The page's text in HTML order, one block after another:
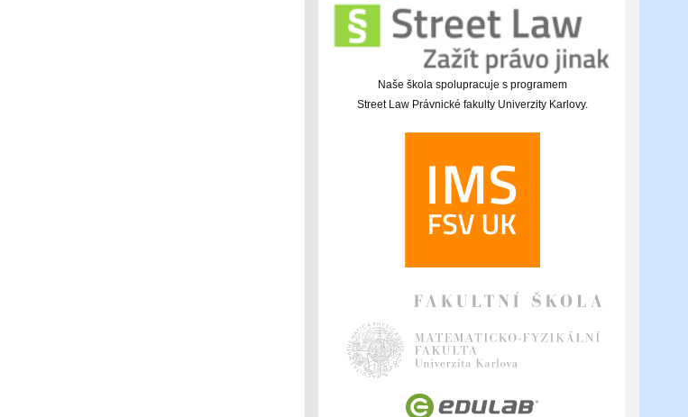
Naše škola spolupracuje s programem
Street Law Právnické fakulty Univerzity Karlovy.